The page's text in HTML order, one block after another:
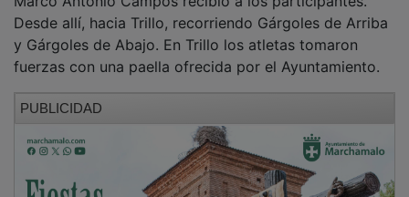
Desde allí, hacia Trillo, recorriendo Gárgoles de Arriba
y Gárgoles de Abajo. En Trillo los atletas tomaron
fuerzas con una paella ofrecida por el Ayuntamiento.